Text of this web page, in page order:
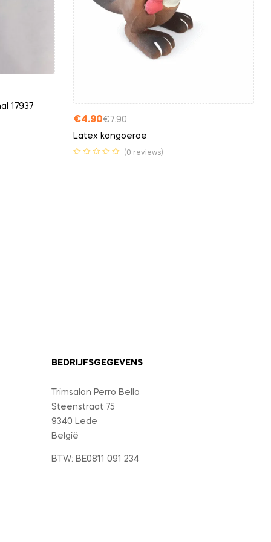
17937
€7.90
€4.90
Latex kangoeroe
(0 reviews)
BEDRIJFSGEGEVENS
Trimsalon Perro Bello
Steenstraat 75
9340 Lede
België
BTW: BE0811 091 234